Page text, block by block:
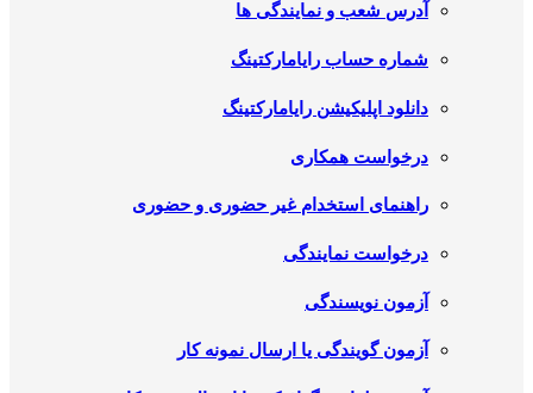
آدرس شعب و نمایندگی ها
شماره حساب رایامارکتینگ
دانلود اپلیکیشن رایامارکتینگ
درخواست همکاری
راهنمای استخدام غیر حضوری و حضوری
درخواست نمایندگی
آزمون نویسندگی
آزمون گویندگی یا ارسال نمونه کار